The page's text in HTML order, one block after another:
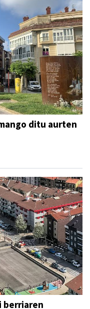
ditu aurten
berriaren